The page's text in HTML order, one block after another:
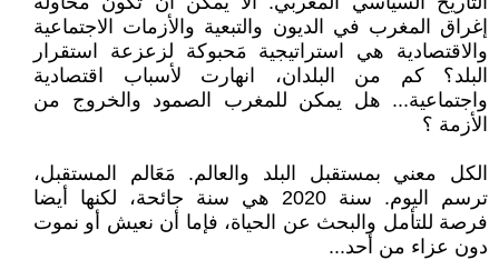
إغراق المغرب في الديون والتبعية والأزمات الاجتماعية
والاقتصادية هي استراتيجية مَحبوكة لزعزعة استقرار
البلد؟ كم من البلدان، انهارت لأسباب اقتصادية
واجتماعية... هل يمكن للمغرب الصمود والخروج من
الأزمة ؟
الكل معني بمستقبل البلد والعالم. مَعَالم المستقبل،
ترسم اليوم. سنة 2020 هي سنة جائحة، لكنها أيضا
فرصة للتأمل والبحث عن الحياة، فإما أن نعيش أو نموت
دون عزاء من أحد...